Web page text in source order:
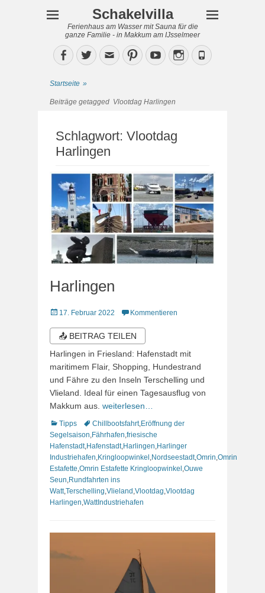
Schakelvilla
Ferienhaus am Wasser mit Sauna für die
ganze Familie - in Makkum am IJsselmeer
Facebook
TwitterEmailPinterestYouTubeInstagram
Phone
Startseite »
Beiträge getagged Vlootdag Harlingen
Schlagwort: Vlootdag
Harlingen
Harlingen
Veröffentlicht
17. Februar 2022 Kommentieren
📤 BEITRAG TEILEN
Harlingen in Friesland: Hafenstadt mit
maritimem Flair, Shopping, Hundestrand
und Fähre zu den Inseln Terschelling und
Vlieland. Ideal für einen Tagesausflug von
Makkum aus. weiterlesen…
Kategorien
Tipps Schlagworte
Chillbootsfahrt, Eröffnung der
Segelsaison Fährhafen friesische
Hafenstadt, Hafenstadt, Harlingen Harlinger
Industriehafen Kringloopwinkel Nordseestadt,Omrin Omrin
Estafette Omrin Estafette Kringloopwinkel Ouwe
Seun Rundfahrten ins
Watt,Terschelling Vlieland Vlootdag Vlootdag
Harlingen WattIndustriehafen